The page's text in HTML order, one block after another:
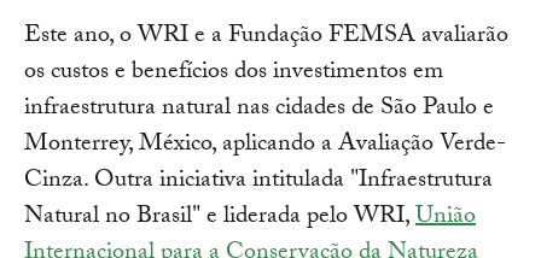
Este ano, o WRI e a Fundação FEMSA avaliarão
os custos e benefícios dos investimentos em
infraestrutura natural nas cidades de São Paulo e
Monterrey, México, aplicando a Avaliação Verde-
Cinza. Outra iniciativa intitulada "Infraestrutura
Natural no Brasil" e liderada pelo WRI,União